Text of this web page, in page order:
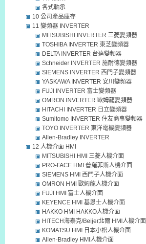
各式軸承
10 公司產品庫存
11 變頻器 INVERTER
MITSUBISHI INVERTER 三菱變頻器
TOSHIBA INVERTER 東芝變頻器
DELTA INVERTER 台達變頻器
Schneider INVERTER 施耐德變頻器
SIEMENS INVERTER 西門子變頻器
YASKAWA INVERTER 安川變頻器
FUJI INVERTER 富士變頻器
OMRON INVERTER 歐姆龍變頻器
HITACHI INVERTER 日立變頻器
Sumitomo INVERTER 住友商事變頻器
TOYO INVERTER 東洋電機變頻器
Allen-Bradley INVERTER
12 人機介面 HMI
MITSUBISHI HMI 三菱人機介面
PRO-FACE HMI 普羅菲斯人機介面
SIEMENS HMI 西門子人機介面
OMRON HMI 歐姆龍人機介面
FUJI HMI 富士人機介面
KEYENCE HMI 基恩士人機介面
HAKKO HMI HAKKO人機介面
HITECH海泰克/Beijer北爾 HMI人機介面
KOMATSU HMI 日本小松人機介面
Allen-Bradley HMI人機介面